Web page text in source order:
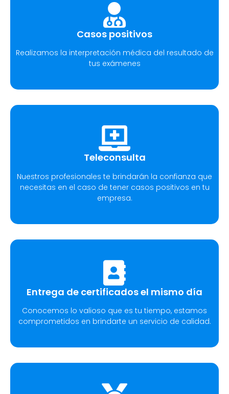
Casos positivos
Realizamos la interpretación médica del resultado de
tus exámenes
Teleconsulta
Nuestros profesionales te brindarán la confianza que
necesitas en el caso de tener casos positivos en tu
empresa.
Entrega de certificados el mismo día
Conocemos lo valioso que es tu tiempo, estamos
comprometidos en brindarte un servicio de calidad.